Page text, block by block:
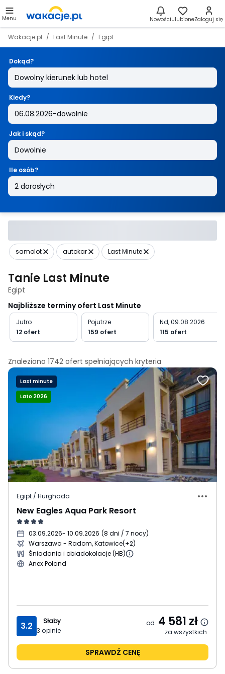
Menu NowościUlubioneZaloguj się
Wakacje.pl Last Minute Egipt
Dokąd?
Kiedy?
Jak i skąd?
Ile osób?
Tanie Last Minute
Egipt
samolot autokar Last Minute
Najbliższe terminy ofert Last Minute
Jutro
12 ofert
Pojutrze
159 ofert
Nd, 09.08.2026
115 ofert
Znaleziono 1742 ofert spełniających kryteria
Last minute
Lato 2026
Egipt / Hurghada
New Eagles Aqua Park Resort
03.09.2026- 10.09.2026 (8 dni / 7 nocy)
Warszawa - Radom, Katowice(+2)
Śniadania i obiadokolacje (HB)
Anex Poland
3.2
Słaby
3 opinie
od 4 581 zł
za wszystkich
SPRAWDŹ CENĘ